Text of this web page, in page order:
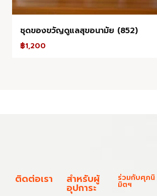
ชุดของขวัญดูแลสุขอนามัย (852)
฿1,200
ติดต่อเรา สำหรับผู้
อุปการะ
ร่วมกับศุภนิ
มิตฯ